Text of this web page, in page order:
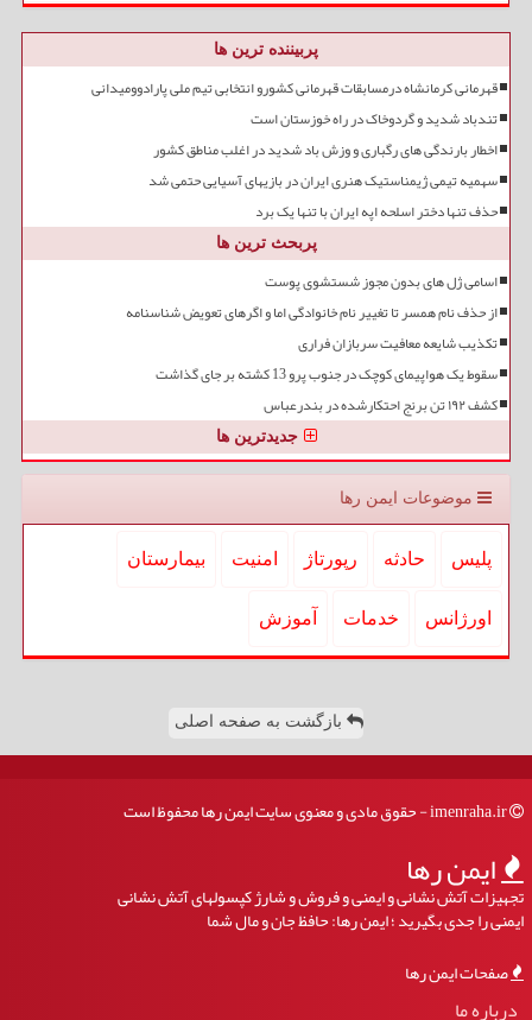
پربیننده ترین ها
قهرمانی کرمانشاه درمسابقات قهرمانی کشورو انتخابی تیم ملی پارادوومیدانی
تندباد شدید و گردوخاک در راه خوزستان است
اخطار بارندگی های رگباری و وزش باد شدید در اغلب مناطق کشور
سهمیه تیمی ژیمناستیک هنری ایران در بازیهای آسیایی حتمی شد
حذف تنها دختر اسلحه اپه ایران با تنها یک برد
پربحث ترین ها
اسامی ژل های بدون مجوز شستشوی پوست
از حذف نام همسر تا تغییر نام خانوادگی اما و اگرهای تعویض شناسنامه
تکذیب شایعه معافیت سربازان فراری
سقوط یک هواپیمای کوچک در جنوب پرو 13 کشته بر جای گذاشت
کشف ۱۹۲ تن برنج احتکارشده در بندرعباس
جدیدترین ها
موضوعات ایمن رها
پلیس حادثه رپورتاژ امنیت بیمارستان
اورژانس خدمات آموزش
بازگشت به صفحه اصلی
ایمن رها
تجهیزات آتش نشانی و ایمنی و فروش و شارژ کپسولهای آتش نشانی
ایمنی را جدی بگیرید ؛ ایمن رها: حافظ جان و مال شما
صفحات ایمن رها
درباره ما